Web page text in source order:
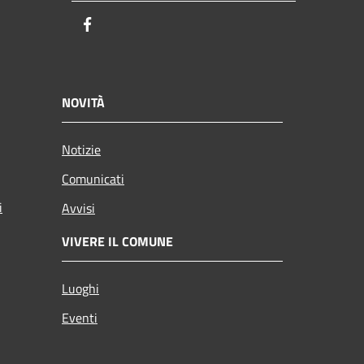
NOVITÀ
Notizie
Comunicati
Avvisi
VIVERE IL COMUNE
Luoghi
Eventi